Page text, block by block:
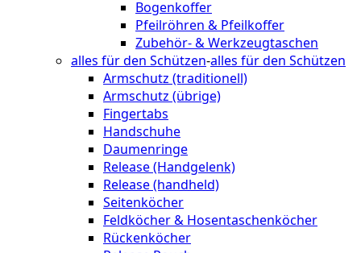
Bogenkoffer
Pfeilröhren & Pfeilkoffer
Zubehör- & Werkzeugtaschen
alles für den Schützen-alles für den Schützen
Armschutz (traditionell)
Armschutz (übrige)
Fingertabs
Handschuhe
Daumenringe
Release (Handgelenk)
Release (handheld)
Seitenköcher
Feldköcher & Hosentaschenköcher
Rückenköcher